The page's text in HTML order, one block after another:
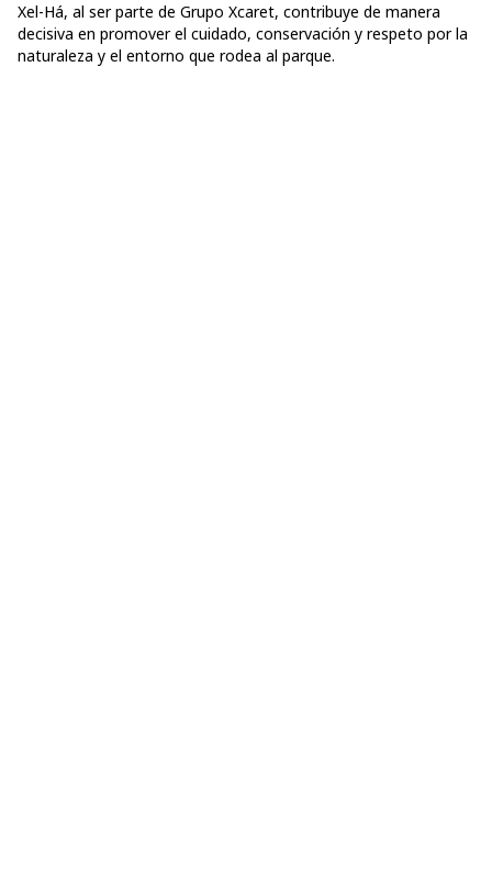
Xel-Há, al ser parte de Grupo Xcaret, contribuye de manera
decisiva en promover el cuidado, conservación y respeto por la
naturaleza y el entorno que rodea al parque.